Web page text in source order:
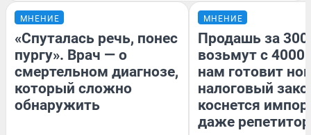
МНЕНИЕ
«Спуталась речь, понес
пургу». Врач — о
смертельном диагнозе,
который сложно
обнаружить
МНЕНИЕ
Продашь за
возьмут с
нам готовит
налоговый
коснется
даже